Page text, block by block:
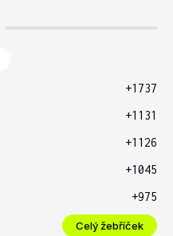
+1737
+1131
+1126
+1045
+975
Celý žebříček